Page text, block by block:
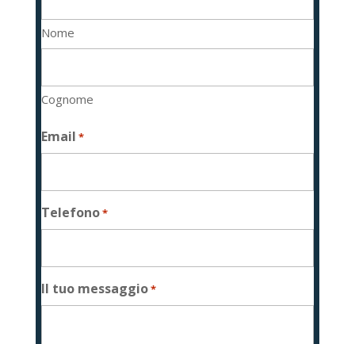
Nome
Cognome
Email *
Telefono*
Il tuo messaggio*